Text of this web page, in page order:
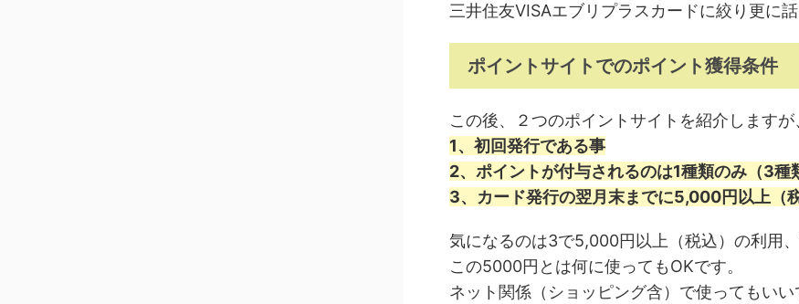
三井住友VISAエブリプラスカードに絞り更に話
ポイントサイトでのポイント獲得条件
この後、２つのポイントサイトを紹介しますが
1、初回発行である事
2、ポイントが付与されるのは1種類のみ（3種
3、カード発行の翌月末までに5,000円以上（
気になるのは3で5,000円以上（税込）の利用、
この5000円とは何に使ってもOKです。
ネット関係（ショッピング含）で使ってもいい